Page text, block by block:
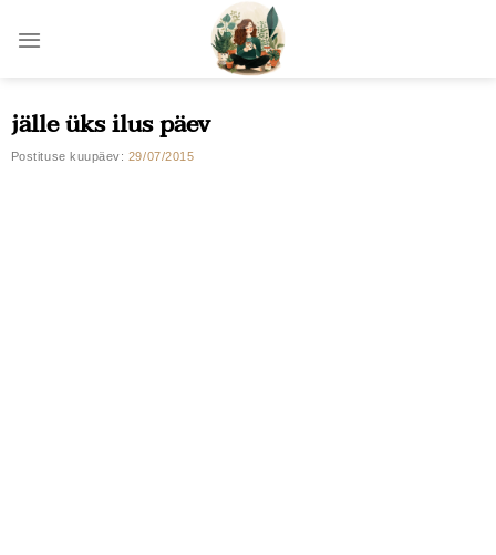
jälle üks ilus päev
Postituse kuupäev: 29/07/2015